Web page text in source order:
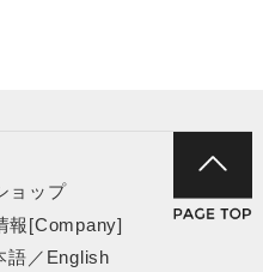
ョップ
報[Company]
語 ／ English